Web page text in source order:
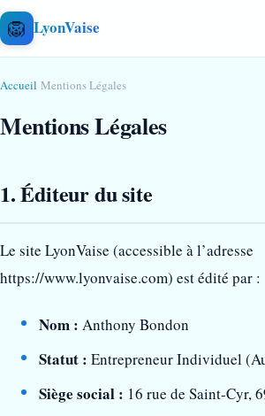
Aller au contenu
🦁 LyonVaise
Accueil Mentions Légales
Mentions Légales
1. Éditeur du site
Le site LyonVaise (accessible à l’adresse
https://www.lyonvaise.com) est édité par :
Nom : Anthony Bondon
Statut : Entrepreneur Individuel
Siège social : 16 rue de Saint-Cyr,